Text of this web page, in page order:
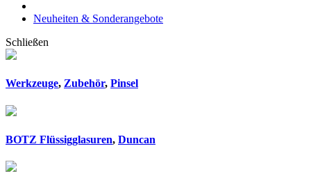
Neuheiten & Sonderangebote
Schließen
Werkzeuge, Zubehör, Pinsel
BOTZ Flüssigglasuren, Duncan